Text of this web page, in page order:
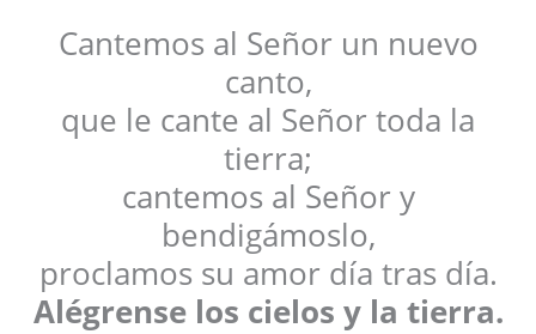
Cantemos al Señor un nuevo
canto,
que le cante al Señor toda la
tierra;
cantemos al Señor y
bendigámoslo,
proclamos su amor día tras día.
Alégrense los cielos y la tierra.